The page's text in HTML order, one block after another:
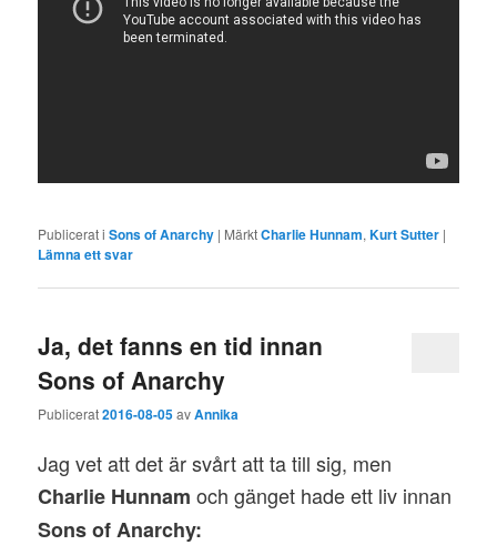
Publicerat i Sons of Anarchy | MärktCharlie Hunnam,Kurt Sutter |
Lämna ett svar
Ja, det fanns en tid innan
Sons of Anarchy
Publicerat2016-08-05avAnnika
Jag vet att det är svårt att ta till sig, men
Charlie Hunnam och gänget hade ett liv innan
Sons of Anarchy: